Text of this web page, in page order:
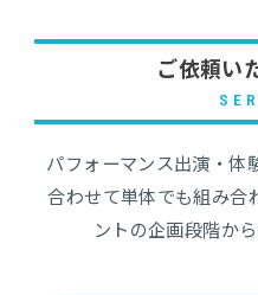
ご依頼い
パフォーマンス出演・体
合わせて単体でも組み合
ントの企画段階か